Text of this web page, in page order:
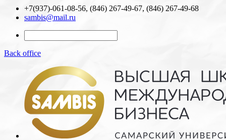
+7(937)-061-08-56, (846) 267-49-67, (846) 267-49-68
sambis@mail.ru
Back office